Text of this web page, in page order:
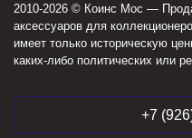
2010-2026 © Коинс Мос —
аксессуаров для
имеет только историческую
каких-либо политических или
+7